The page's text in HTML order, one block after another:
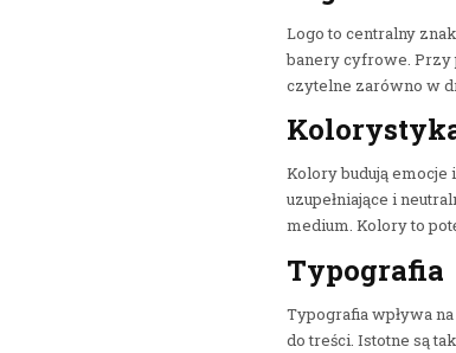
Logo to centralny
banery cyfrowe. Przy
czytelne zarówno w
Kolory budują
uzupełniające i
medium. Kolory to
Typografia
Typografia wpływa
do treści. Istotne są